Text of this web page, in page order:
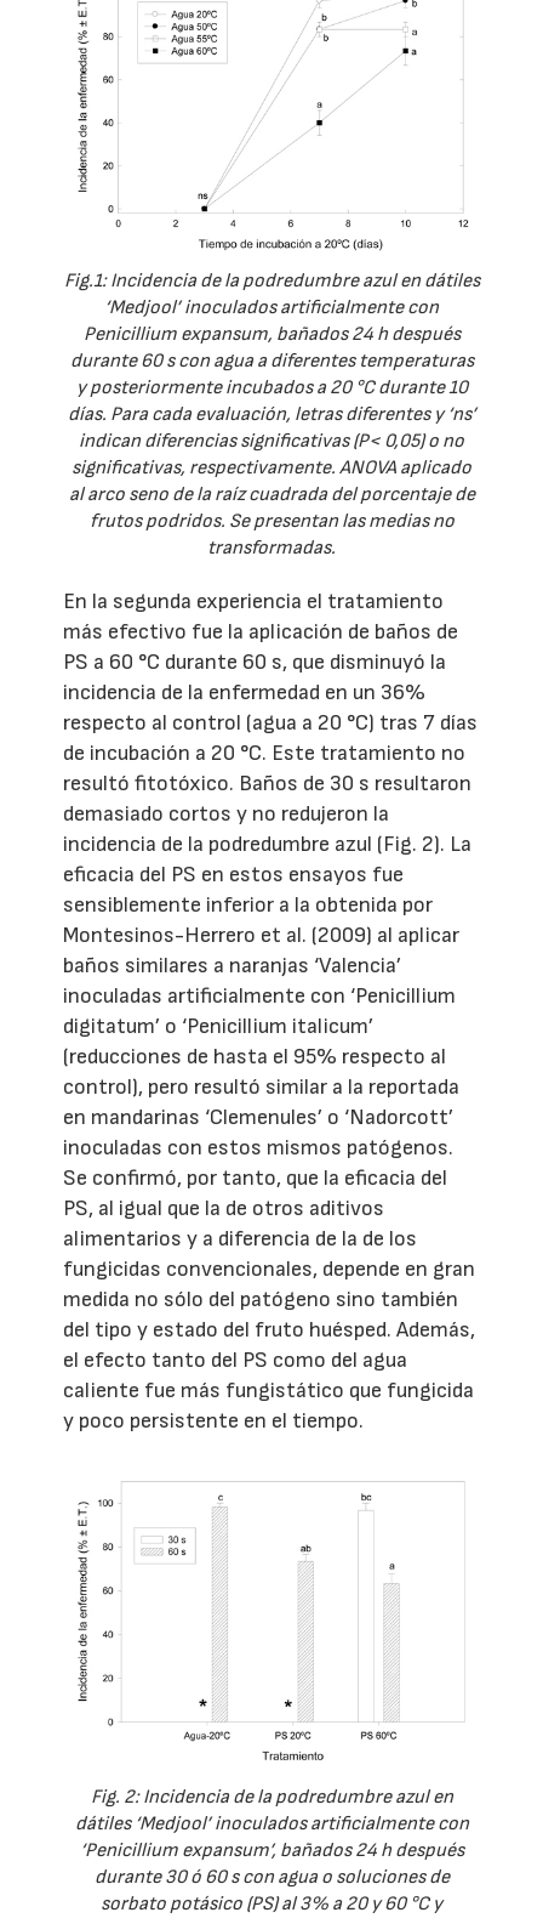
Fig.1: Incidencia de la podredumbre azul en dátiles
‘Medjool’ inoculados artificialmente con
Penicillium expansum, bañados 24 h después
durante 60 s con agua a diferentes temperaturas
y posteriormente incubados a 20 °C durante 10
días. Para cada evaluación, letras diferentes y ‘ns’
indican diferencias significativas (P< 0,05) o no
significativas, respectivamente. ANOVA aplicado
al arco seno de la raíz cuadrada del porcentaje de
frutos podridos. Se presentan las medias no
transformadas.
En la segunda experiencia el tratamiento
más efectivo fue la aplicación de baños de
PS a 60 °C durante 60 s, que disminuyó la
incidencia de la enfermedad en un 36%
respecto al control (agua a 20 °C) tras 7 días
de incubación a 20 °C. Este tratamiento no
resultó fitotóxico. Baños de 30 s resultaron
demasiado cortos y no redujeron la
incidencia de la podredumbre azul (Fig. 2). La
eficacia del PS en estos ensayos fue
sensiblemente inferior a la obtenida por
Montesinos-Herrero et al. (2009) al aplicar
baños similares a naranjas ‘Valencia’
inoculadas artificialmente con ‘Penicillium
digitatum’ o ‘Penicillium italicum’
(reducciones de hasta el 95% respecto al
control), pero resultó similar a la reportada
en mandarinas ‘Clemenules’ o ‘Nadorcott’
inoculadas con estos mismos patógenos.
Se confirmó, por tanto, que la eficacia del
PS, al igual que la de otros aditivos
alimentarios y a diferencia de la de los
fungicidas convencionales, depende en gran
medida no sólo del patógeno sino también
del tipo y estado del fruto huésped. Además,
el efecto tanto del PS como del agua
caliente fue más fungistático que fungicida
y poco persistente en el tiempo.
Fig. 2: Incidencia de la podredumbre azul en
dátiles ‘Medjool’ inoculados artificialmente con
‘Penicillium expansum’, bañados 24 h después
durante 30 ó 60 s con agua o soluciones de
sorbato potásico (PS) al 3% a 20 y 60 °C y